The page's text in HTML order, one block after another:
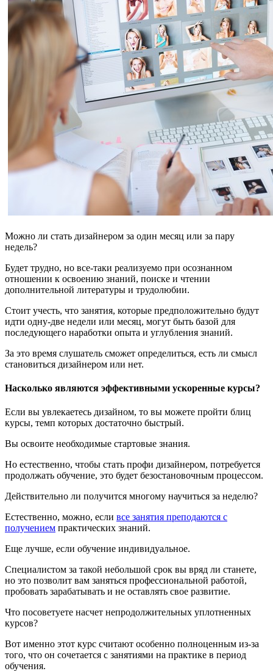
Можно ли стать дизайнером за один месяц или за пару
недель?
Будет трудно, но все-таки реализуемо при осознанном
отношении к освоению знаний, поиске и чтении
дополнительной литературы и трудолюбии.
Стоит учесть, что занятия, которые предположительно будут
идти одну-две недели или месяц, могут быть базой для
последующего наработки опыта и углубления знаний.
За это время слушатель сможет определиться, есть ли смысл
становиться дизайнером или нет.
Насколько являются эффективными ускоренные курсы?
Если вы увлекаетесь дизайном, то вы можете пройти блиц
курсы, темп которых достаточно быстрый.
Вы освоите необходимые стартовые знания.
Но естественно, чтобы стать профи дизайнером, потребуется
продолжать обучение, это будет безостановочным процессом.
Действительно ли получится многому научиться за неделю?
Естественно, можно, если все занятия преподаются с
получением практических знаний.
Еще лучше, если обучение индивидуальное.
Специалистом за такой небольшой срок вы вряд ли станете,
но это позволит вам заняться профессиональной работой,
пробовать зарабатывать и не оставлять свое развитие.
Что посоветуете насчет непродолжительных уплотненных
курсов?
Вот именно этот курс считают особенно полноценным из-за
того, что он сочетается с занятиями на практике в период
обучения.